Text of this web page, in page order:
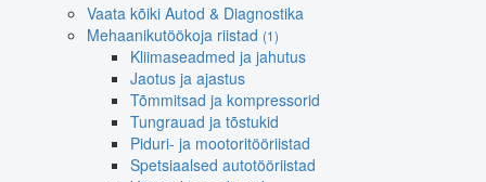
Vaata kõiki Autod & Diagnostika
Mehaanikutöökoja riistad (1)
Kliimaseadmed ja jahutus
Jaotus ja ajastus
Tõmmitsad ja kompressorid
Tungrauad ja tõstukid
Piduri- ja mootoritööriistad
Spetsiaalsed autotööriistad